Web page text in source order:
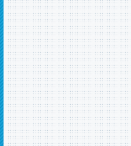
MILA EURO PER TRE PROGETTI